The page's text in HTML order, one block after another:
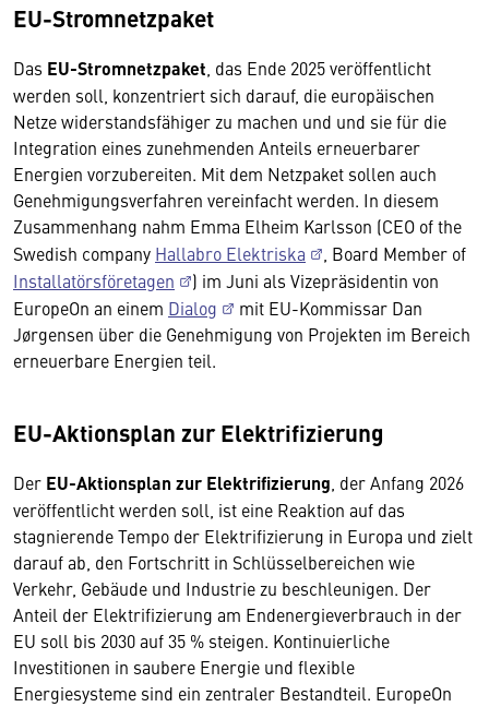
EU-Stromnetzpaket
Das EU-Stromnetzpaket , das Ende 2025 veröffentlicht
werden soll, konzentriert sich darauf, die europäischen
Netze widerstandsfähiger zu machen und und sie für die
Integration eines zunehmenden Anteils erneuerbarer
Energien vorzubereiten. Mit dem Netzpaket sollen auch
Genehmigungsverfahren vereinfacht werden. In diesem
Zusammenhang nahm Emma Elheim Karlsson (CEO of the
Swedish company Hallabro Elektriska
, Board Member of
Installatörsföretagen
) im Juni als Vizepräsidentin von
EuropeOn an einem Dialog
mit EU-Kommissar Dan
Jørgensen über die Genehmigung von Projekten im Bereich
erneuerbare Energien teil.
EU-Aktionsplan zur Elektrifizierung
Der EU-Aktionsplan zur Elektrifizierung , der Anfang 2026
veröffentlicht werden soll, ist eine Reaktion auf das
stagnierende Tempo der Elektrifizierung in Europa und zielt
darauf ab, den Fortschritt in Schlüsselbereichen wie
Verkehr, Gebäude und Industrie zu beschleunigen. Der
Anteil der Elektrifizierung am Endenergieverbrauch in der
EU soll bis 2030 auf 35 % steigen. Kontinuierliche
Investitionen in saubere Energie und flexible
Energiesysteme sind ein zentraler Bestandteil. EuropeOn